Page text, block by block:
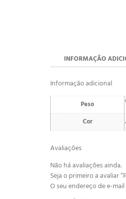
INFORMAÇÃO
Informação adicional
Peso
Cor
Avaliações
Não há avaliações ainda.
Seja o primeiro a avaliar
O seu endereço de e-